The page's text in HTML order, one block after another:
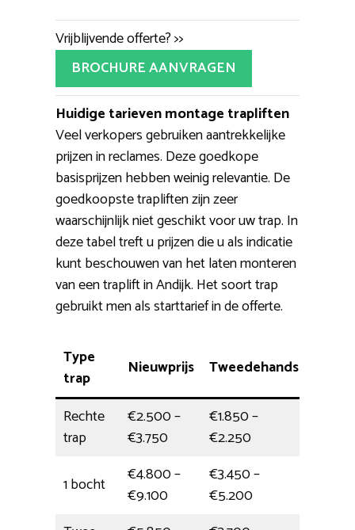
Vrijblijvende offerte? >>
BROCHURE AANVRAGEN
Huidige tarieven montage trapliften
Veel verkopers gebruiken aantrekkelijke
prijzen in reclames. Deze goedkope
basisprijzen hebben weinig relevantie. De
goedkoopste trapliften zijn zeer
waarschijnlijk niet geschikt voor uw trap. In
deze tabel treft u prijzen die u als indicatie
kunt beschouwen van het laten monteren
van een traplift in Andijk. Het soort trap
gebruikt men als starttarief in de offerte.
Type
trap
Nieuwprijs Tweedehands
Rechte
trap
€2.500 –
€3.750
€1.850 –
€2.250
1 bocht
€4.800 –
€9.100
€3.450 –
€5.200